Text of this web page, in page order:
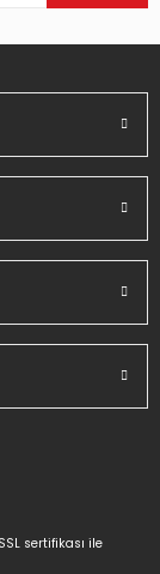
sertifikası ile